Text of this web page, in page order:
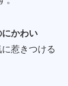
かわい
惹きつける